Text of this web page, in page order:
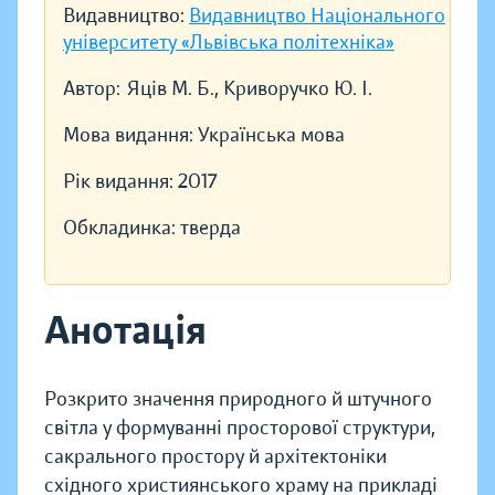
Видавництво: Видавництво Національного
університету «Львівська політехніка»
Автор: Яців М. Б., Криворучко Ю. І.
Мова видання: Українська мова
Рік видання: 2017
Обкладинка: тверда
Анотація
Розкрито значення природного й штучного
світла у формуванні просторової структури,
сакрального простору й архітектоніки
східного християнського храму на прикладі